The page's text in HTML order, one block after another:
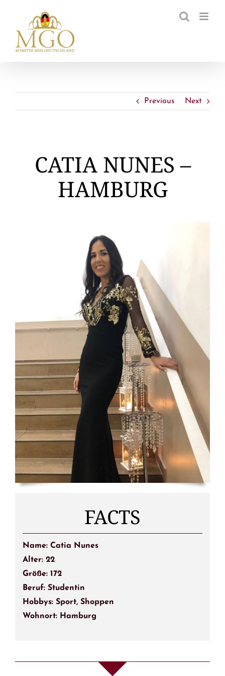
springen
Previous Next
CATIA NUNES –
HAMBURG
FACTS
Name: Catia Nunes
Alter: 22
Größe: 172
Beruf: Studentin
Hobbys: Sport, Shoppen
Wohnort: Hamburg
Die